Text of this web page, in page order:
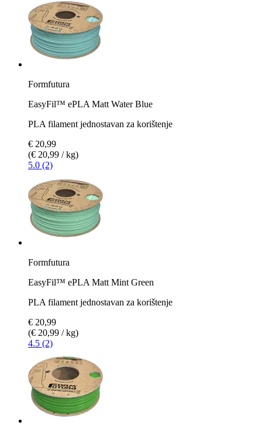
Formfutura
EasyFil™ ePLA Matt Water Blue
PLA filament jednostavan za korištenje
€ 20,99
(€ 20,99 / kg)
5.0 (2)
Formfutura
EasyFil™ ePLA Matt Mint Green
PLA filament jednostavan za korištenje
€ 20,99
(€ 20,99 / kg)
4.5 (2)